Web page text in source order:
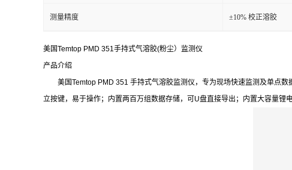
测量精度 ±10% 校正溶胶
美国Temtop PMD 351手持式气溶胶(粉尘）监测仪
产品介绍
美国Temtop PMD 351 手持式气溶胶监测仪，专为现场快速监测及单点数
立按键，易于操作；内置两百万组数据存储，可U盘直接导出；内置大容量锂